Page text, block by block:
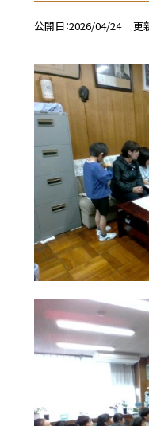
公開日 2026/04/24 更